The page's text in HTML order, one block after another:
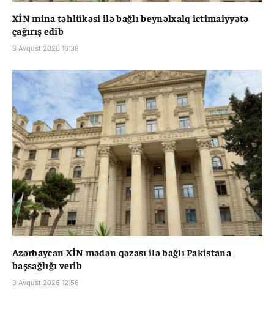
XİN mina təhlükəsi ilə bağlı beynəlxalq ictimaiyyətə
çağırış edib
3 Avqust 2026 16:38
Azərbaycan XİN mədən qəzası ilə bağlı Pakistana
başsağlığı verib
3 Avqust 2026 12:56